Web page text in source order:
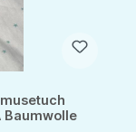
Baumwolle